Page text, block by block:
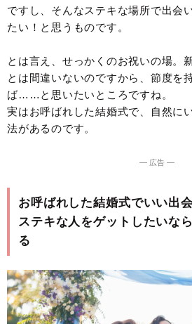
ですし、そんなステキな場所で出会
たい！と思うものです。
とは言え、せっかくのお祝いの場。
とは間違いないのですから、節度を
ば……と思いたいところですね。
実はお呼ばれした結婚式で、自然に
法があるのです。
― 広告 ―
お呼ばれした結婚式でいい出
ステキな人をゲットしたいな
る